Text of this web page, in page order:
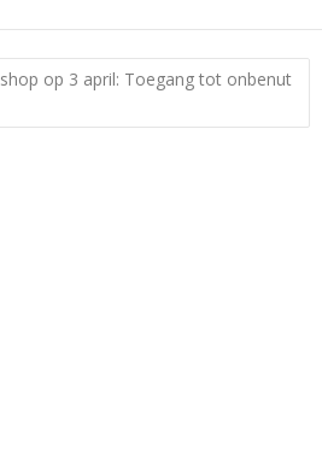
op 3 april: Toegang tot onbenut